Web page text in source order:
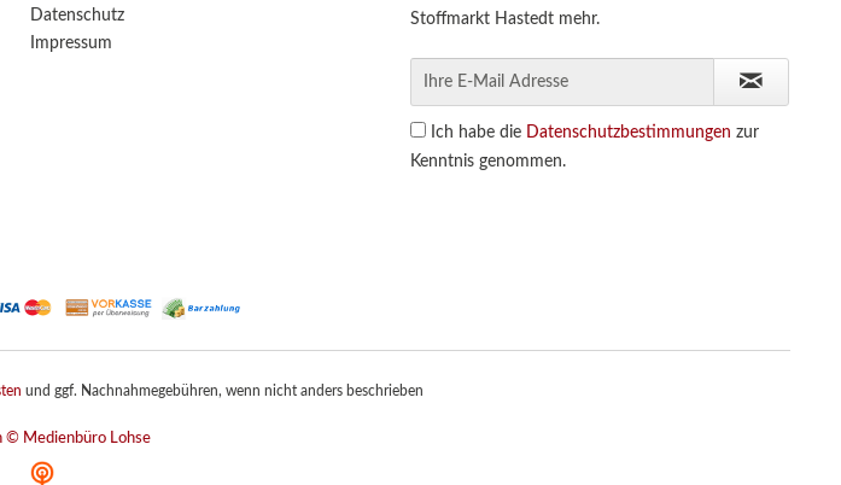
Datenschutz
Impressum
Stoffmarkt Hastedt mehr.
Ich habe die Datenschutzbestimmungen zur
Kenntnis genommen.
und ggf. Nachnahmegebühren, wenn nicht anders beschrieben
© Medienbüro Lohse